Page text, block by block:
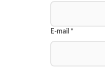
E-mail *